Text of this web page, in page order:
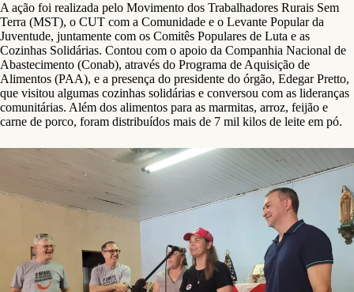
A ação foi realizada pelo Movimento dos Trabalhadores Rurais Sem
Terra (MST), o CUT com a Comunidade e o Levante Popular da
Juventude, juntamente com os Comitês Populares de Luta e as
Cozinhas Solidárias. Contou com o apoio da Companhia Nacional de
Abastecimento (Conab), através do Programa de Aquisição de
Alimentos (PAA), e a presença do presidente do órgão, Edegar Pretto,
que visitou algumas cozinhas solidárias e conversou com as lideranças
comunitárias. Além dos alimentos para as marmitas, arroz, feijão e
carne de porco, foram distribuídos mais de 7 mil kilos de leite em pó.